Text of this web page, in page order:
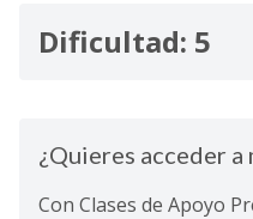
Dificultad: 5
¿Quieres acceder a
Con Clases de Apoyo